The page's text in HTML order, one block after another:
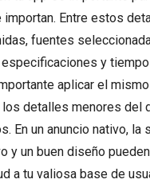
importan. Entre estos
fuentes
y
aplicar el
los detalles menores del
En un anuncio nativo, la
y un buen diseño
a tu valiosa base de